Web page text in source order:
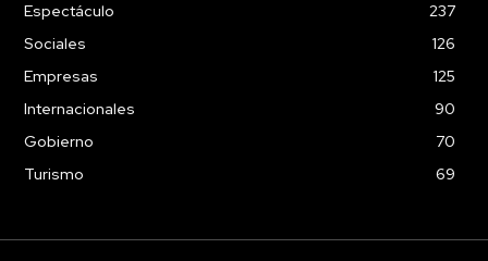
Espectáculo
237
Sociales
126
Empresas
125
Internacionales
90
Gobierno
70
Turismo
69